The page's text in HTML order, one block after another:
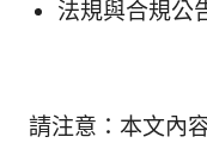
法規與合規公
請注意：本文內